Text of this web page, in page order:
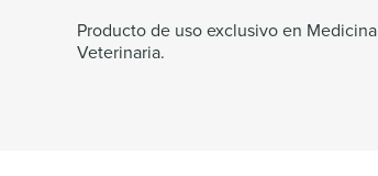
Producto de uso exclusivo en Medicina
Veterinaria.